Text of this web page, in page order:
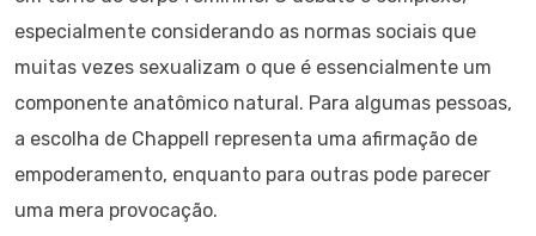
especialmente considerando as normas sociais que
muitas vezes sexualizam o que é essencialmente um
componente anatômico natural. Para algumas pessoas,
a escolha de Chappell representa uma afirmação de
empoderamento, enquanto para outras pode parecer
uma mera provocação.